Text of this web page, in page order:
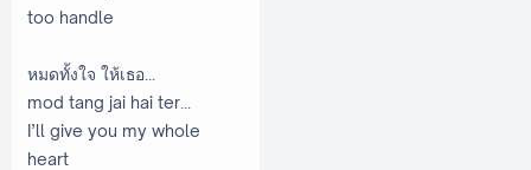
too handle
หมดทั้งใจ ให้เธอ...
mod tang jai hai ter...
I’ll give you my whole
heart